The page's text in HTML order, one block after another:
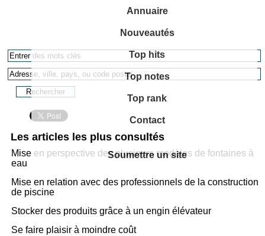
Annuaire
Nouveautés
Top hits
Top notes
Top rank
Contact
Soumettre un site
Les articles les plus consultés
Mise en perspective des plusieurs modèles de fontaines à
eau
Mise en relation avec des professionnels de la construction
de piscine
Stocker des produits grâce à un engin élévateur
Se faire plaisir à moindre coût